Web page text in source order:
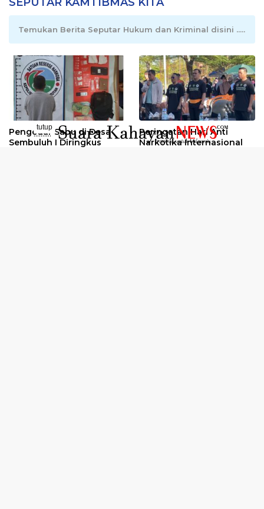
SEPUTAR KAMTIBMAS KITA
Temukan Berita Seputar Hukum dan Kriminal disini .....
Pengedar Sabu di Desa
Sembuluh I Diringkus
Peringatan Hari Anti
Narkotika Internasional
tutup
..........